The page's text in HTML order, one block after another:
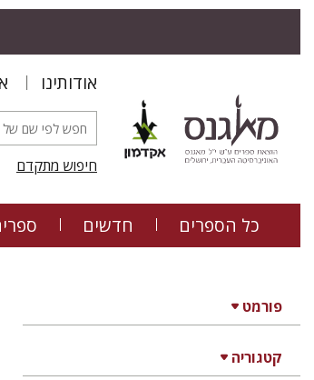
אודותינו
חיפוש מתקדם
כל הספרים חדשים
פורמט
קטגוריה